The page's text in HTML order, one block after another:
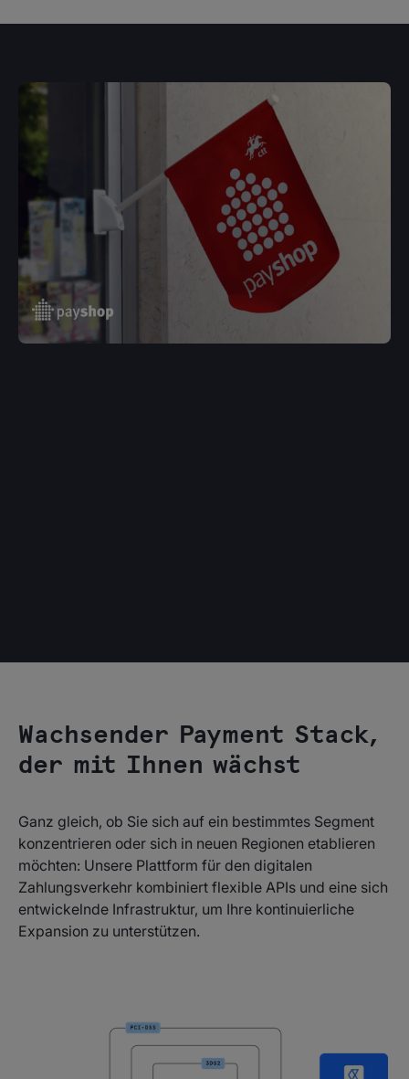
CEO – Payshop
Wachsender Payment Stack,
der mit Ihnen wächst
Ganz gleich, ob Sie sich auf ein bestimmtes Segment
konzentrieren oder sich in neuen Regionen etablieren
möchten: Unsere Plattform für den digitalen
Zahlungsverkehr kombiniert flexible APIs und eine sich
entwickelnde Infrastruktur, um Ihre kontinuierliche
Expansion zu unterstützen.